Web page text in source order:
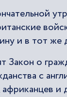
и в тот же
Закон о
с
и